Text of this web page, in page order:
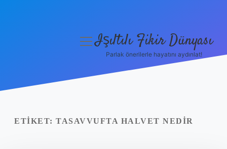
Yasal Uyarı
menüyüIşıltılı Fikir Dünyası
Parlak önerilerle hayatını aydınlat!
ETIKET: TASAVVUFTA HALVET NEDIR